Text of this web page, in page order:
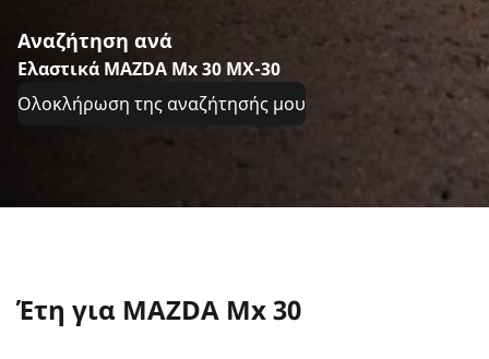
Αναζήτηση ανά
Ελαστικά MAZDA Mx 30 MX-30
Ολοκλήρωση της αναζήτησής μου
Έτη για MAZDA Mx 30